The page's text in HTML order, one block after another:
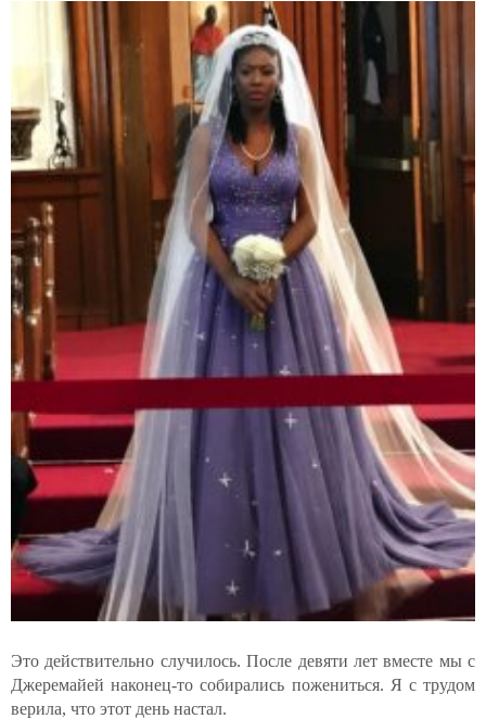
Это действительно случилось. После девяти лет вместе мы с
Джеремайей наконец-то собирались пожениться. Я с трудом
верила, что этот день настал.